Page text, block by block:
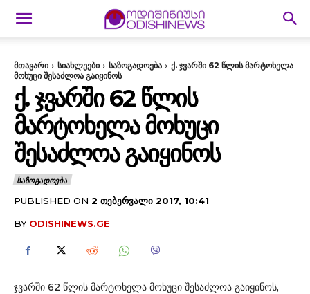
მთავარი სიახლეები საზოგადოება
ქ. ჯვარში 62 წლის მარტოხელა
მოხუცი შესაძლოა გაიყინოს
Ქ. ᲯᲕᲐᲠᲨᲘ 62 ᲬᲚᲘᲡ
ᲛᲐᲠᲢᲝᲮᲔᲚᲐ ᲛᲝᲮᲣᲪᲘ
ᲨᲔᲡᲐᲫᲚᲝᲐ ᲒᲐᲘᲧᲘᲜᲝᲡ
ᲡᲐᲖᲝᲒᲐᲓᲝᲔᲑᲐ
PUBLISHED ON 2 ᲗᲔᲑᲔᲠᲕᲐᲚᲘ 2017, 10:41
BY ODISHINEWS.GE
ჯვარში 62 წლის მარტოხელა მოხუცი შესაძლოა გაიყინოს,